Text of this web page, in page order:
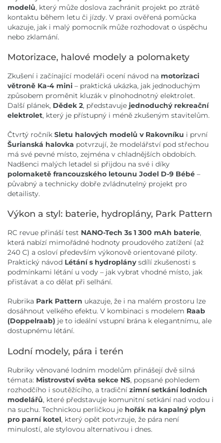
modelů, který může doslova zachránit projekt po ztrátě
kontaktu během letu či jízdy. V praxi ověřená pomůcka
ukazuje, jak i malý pomocník může rozhodovat o úspěchu
nebo zklamání.
Motorizace, halové modely a polomakety
Zkušení i začínající modeláři ocení návod na motorizaci
větroně Ka-4 mini – praktická ukázka, jak jednoduchým
způsobem proměnit kluzák v plnohodnotný elektrolet.
Další plánek, Dědek 2, představuje jednoduchý rekreační
elektrolet, který je přístupný i méně zkušeným stavitelům.
Čtvrtý ročník Sletu halových modelů v Rakovníku i první
Šurianská halovka potvrzují, že modelářství pod střechou
má své pevné místo, zejména v chladnějších obdobích.
Nadšenci malých letadel si přijdou na své i díky
polomaketě francouzského letounu Jodel D-9 Bébé –
půvabný a technicky dobře zvládnutelný projekt pro
detailisty.
Výkon a styl: baterie, hydroplány, Park Pattern
RC revue přináší test NANO-Tech 3s 1 300 mAh baterie,
která nabízí mimořádné hodnoty proudového zatížení (až
240 C) a osloví především výkonově orientované piloty.
Praktický návod Létání s hydroplánysdílí zkušenosti s
podmínkami létání u vody – jak vybrat vhodné místo, jak
přistávat a co dělat při selhání.
Rubrika Park Pattern ukazuje, že i na malém prostoru lze
dosáhnout velkého efektu. V kombinaci s modelem Raab
(Doppelraab) je to ideální vstupní brána k elegantnímu, ale
dostupnému létání.
Lodní modely, pára i terén
Rubriky věnované lodním modelům přinášejí dvě silná
témata: Mistrovství světa sekce NS, popsané pohledem
rozhodčího i soutěžícího, a tradiční zimní setkání lodních
modelářů, které představuje komunitní setkání nad vodou i
na suchu. Technickou perličkou je hořák na kapalný plyn
pro parní kotel, který opět potvrzuje, že pára není
minulostí, ale stylovou alternativou i dnes.